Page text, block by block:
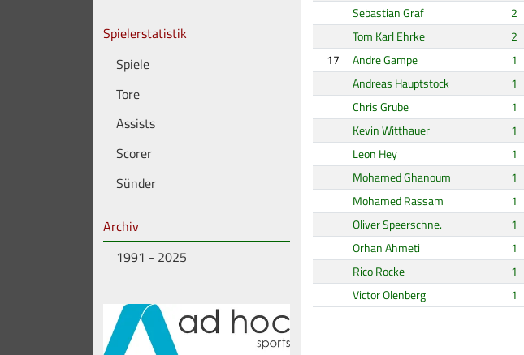
Spielerstatistik
Spiele
Tore
Assists
Scorer
Sünder
Archiv
1991 - 2025
Sebastian Graf
2
Tom Karl Ehrke
2
17
Andre Gampe
1
Andreas Hauptstock
1
Chris Grube
1
Kevin Witthauer
1
Leon Hey
1
Mohamed Ghanoum
1
Mohamed Rassam
1
Oliver Speerschne.
1
Orhan Ahmeti
1
Rico Rocke
1
Victor Olenberg
1